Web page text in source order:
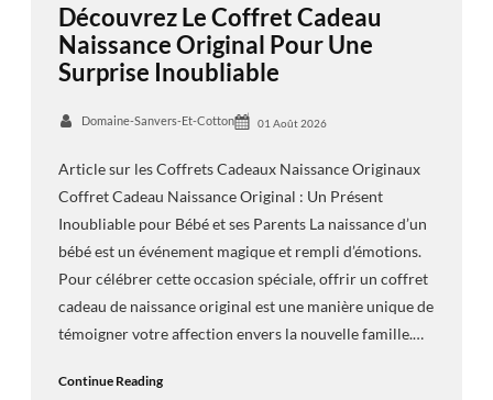
Découvrez Le Coffret Cadeau
Naissance Original Pour Une
Surprise Inoubliable
Domaine-Sanvers-Et-Cotton 01 Août 2026
Article sur les Coffrets Cadeaux Naissance Originaux
Coffret Cadeau Naissance Original : Un Présent
Inoubliable pour Bébé et ses Parents La naissance d’un
bébé est un événement magique et rempli d’émotions.
Pour célébrer cette occasion spéciale, offrir un coffret
cadeau de naissance original est une manière unique de
témoigner votre affection envers la nouvelle famille.…
Continue Reading